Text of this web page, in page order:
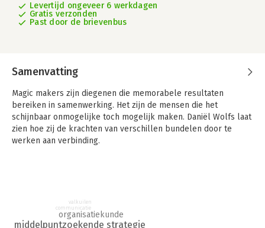
Levertijd ongeveer 6 werkdagen
Gratis verzonden
Past door de brievenbus
Samenvatting
Magic makers zijn diegenen die memorabele resultaten
bereiken in samenwerking. Het zijn de mensen die het
schijnbaar onmogelijke toch mogelijk maken. Daniël Wolfs laat
zien hoe zij de krachten van verschillen bundelen door te
werken aan verbinding.
magische resultaten te komen.
middelpuntzoekende strategie
organisatiekunde
communicatie
valkuilen